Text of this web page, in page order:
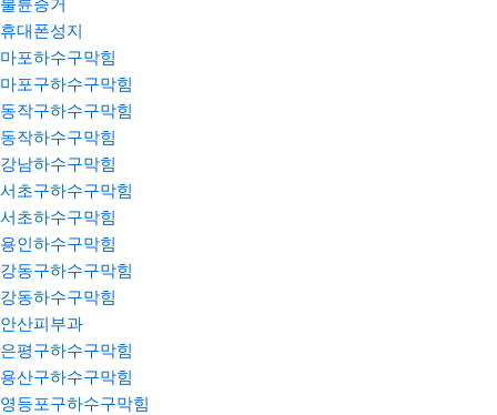
불륜증거
휴대폰성지
마포하수구막힘
마포구하수구막힘
동작구하수구막힘
동작하수구막힘
강남하수구막힘
서초구하수구막힘
서초하수구막힘
용인하수구막힘
강동구하수구막힘
강동하수구막힘
안산피부과
은평구하수구막힘
용산구하수구막힘
영등포구하수구막힘